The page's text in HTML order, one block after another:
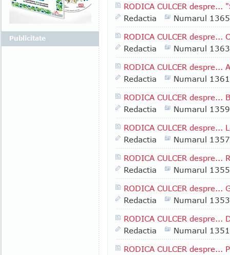
RODICA CULCER
Redactia
Numarul 1365
RODICA CULCER
Redactia
Numarul 1363
RODICA CULCER
Redactia
Numarul 1361
RODICA CULCER
Redactia
Numarul 1359
RODICA CULCER
Redactia
Numarul 1357
RODICA CULCER despre...
Redactia
Numarul 1355
RODICA CULCER
Redactia
Numarul 1353
RODICA CULCER
Redactia
Numarul 1351
RODICA CULCER
Publicitate